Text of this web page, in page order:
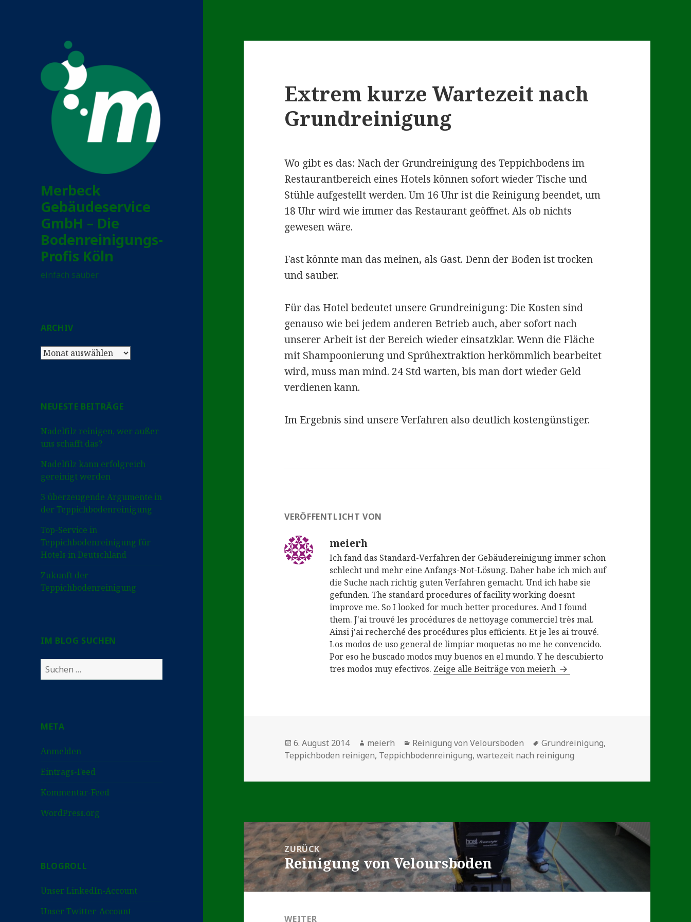
Merbeck
Gebäudeservice
GmbH – Die
Bodenreinigungs-
Profis Köln
einfach sauber
ARCHIV
Archiv
NEUESTE BEITRÄGE
Nadelfilz reinigen, wer außer
uns schafft das?
Nadelfilz kann erfolgreich
gereinigt werden
3 überzeugende Argumente in
der Teppichbodenreinigung
Top-Service in
Teppichbodenreinigung für
Hotels in Deutschland
Zukunft der
Teppichbodenreinigung
IM BLOG SUCHEN
Suchen
nach:
META
Anmelden
Eintrags-Feed
Kommentar-Feed
WordPress.org
BLOGROLL
Unser LinkedIn-Account
Unser Twitter-Account
Extrem kurze Wartezeit nach
Grundreinigung
Wo gibt es das: Nach der Grundreinigung des Teppichbodens im
Restaurantbereich eines Hotels können sofort wieder Tische und
Stühle aufgestellt werden. Um 16 Uhr ist die Reinigung beendet, um
18 Uhr wird wie immer das Restaurant geöffnet. Als ob nichts
gewesen wäre.
Fast könnte man das meinen, als Gast. Denn der Boden ist trocken
und sauber.
Für das Hotel bedeutet unsere Grundreinigung: Die Kosten sind
genauso wie bei jedem anderen Betrieb auch, aber sofort nach
unserer Arbeit ist der Bereich wieder einsatzklar. Wenn die Fläche
mit Shampoonierung und Sprûhextraktion herkömmlich bearbeitet
wird, muss man mind. 24 Std warten, bis man dort wieder Geld
verdienen kann.
Im Ergebnis sind unsere Verfahren also deutlich kostengünstiger.
VERÖFFENTLICHT VON
meierh
Ich fand das Standard-Verfahren der Gebäudereinigung immer schon
schlecht und mehr eine Anfangs-Not-Lösung. Daher habe ich mich auf
die Suche nach richtig guten Verfahren gemacht. Und ich habe sie
gefunden. The standard procedures of facility working doesnt
improve me. So I looked for much better procedures. And I found
them. J'ai trouvé les procédures de nettoyage commerciel très mal.
Ainsi j'ai recherché des procédures plus efficients. Et je les ai trouvé.
Los modos de uso general de limpiar moquetas no me he convencido.
Por eso he buscado modos muy buenos en el mundo. Y he descubierto
tres modos muy efectivos. Zeige alle Beiträge von meierh
Veröffentlicht
am
6. August 2014 Autor
meierh Kategorien
Reinigung von Veloursboden Schlagwörter
Grundreinigung,
Teppichboden reinigen, Teppichbodenreinigung,wartezeit nach reinigung
Beitragsnavigation
ZURÜCK
Vorheriger
Beitrag:
Reinigung von Veloursboden
WEITER